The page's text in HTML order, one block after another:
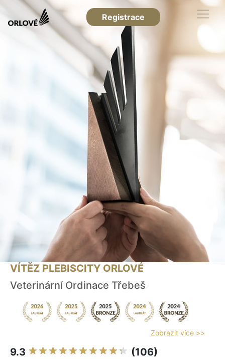
Registrace
VÍTĚZ PLEBISCITY ORLOVÉ
Veterinární Ordinace Třebeš
Zobrazit více >>
9.3 (106)